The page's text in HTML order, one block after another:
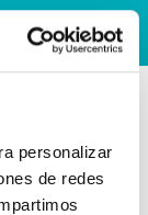
personalizar
de redes